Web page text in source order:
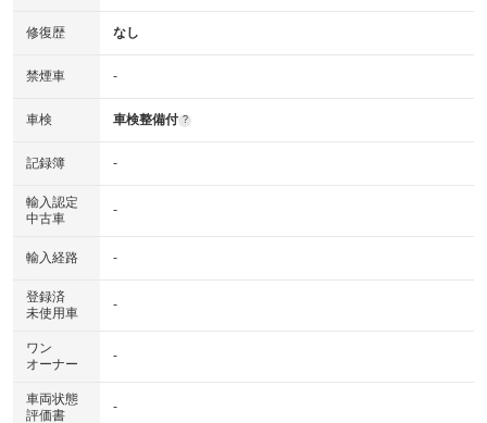
修復歴 なし
禁煙車 -
車検 車検整備付 ?
記録簿 -
輸入認定
中古車
-
輸入経路 -
登録済
未使用車
-
ワン
オーナー
-
車両状態
評価書
-